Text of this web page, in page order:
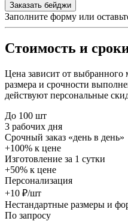
Заказать бейджи
Заполните форму или
Стоимость и
Цена зависит от
размера и срочности
действуют персональные
До 100 шт
3 рабочих дня
Срочный заказ «день в день»
+100% к цене
Изготовление за 1 сутки
+50% к цене
Персонализация
+10 ₽/шт
Нестандартные размеры и
По запросу